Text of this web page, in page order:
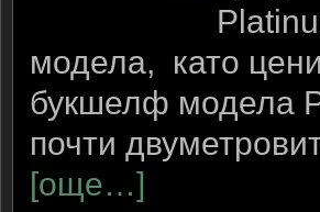
модела, като
букшелф модела
почти
[още…]